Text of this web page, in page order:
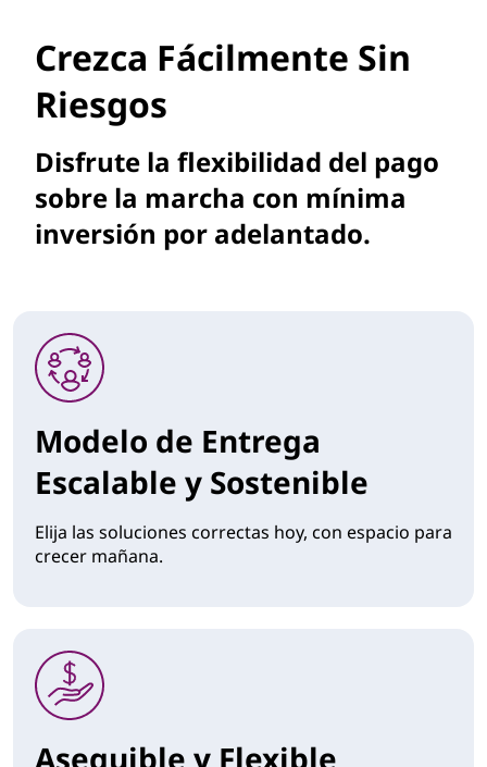
Crezca Fácilmente Sin
Riesgos
Disfrute la flexibilidad del pago
sobre la marcha con mínima
inversión por adelantado.
Modelo de Entrega
Escalable y Sostenible
Elija las soluciones correctas hoy, con espacio para
crecer mañana.
Asequible y Flexible